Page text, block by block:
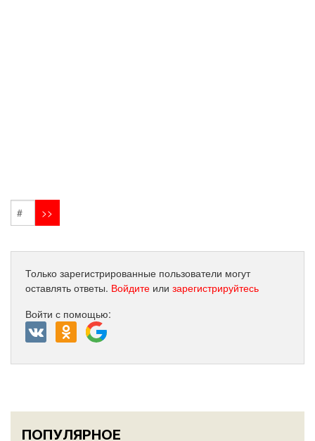
Только зарегистрированные пользователи могут
оставлять ответы. Войдите или зарегистрируйтесь
Войти с помощью:
ПОПУЛЯРНОЕ